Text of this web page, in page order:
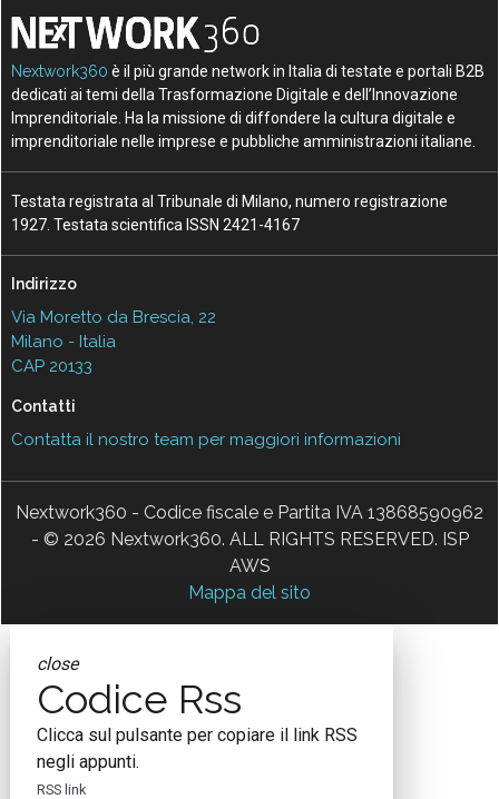
Nextwork360 è il più grande network in Italia di testate e portali B2B
dedicati ai temi della Trasformazione Digitale e dell’Innovazione
Imprenditoriale. Ha la missione di diffondere la cultura digitale e
imprenditoriale nelle imprese e pubbliche amministrazioni italiane.
Testata registrata al Tribunale di Milano, numero registrazione
1927. Testata scientifica ISSN 2421-4167
Indirizzo
Via Moretto da Brescia, 22
Milano - Italia
CAP 20133
Contatti
Contatta il nostro team per maggiori informazioni
Nextwork360 - Codice fiscale e Partita IVA 13868590962
- © 2026 Nextwork360. ALL RIGHTS RESERVED. ISP
AWS
Mappa del sito
close
Codice Rss
Clicca sul pulsante per copiare il link RSS
negli appunti.
RSS link